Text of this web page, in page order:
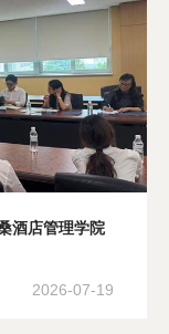
酒店管理学院
2026-07-19